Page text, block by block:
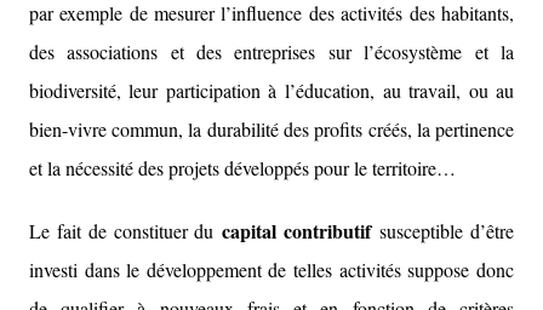
par exemple de mesurer l’influence des activités des habitants,
des associations et des entreprises sur l’écosystème et la
biodiversité, leur participation à l’éducation, au travail, ou au
bien-vivre commun, la durabilité des profits créés, la pertinence
et la nécessité des projets développés pour le territoire…
Le fait de constituer ducapital contributifsusceptible d’être
investi dans le développement de telles activités suppose donc